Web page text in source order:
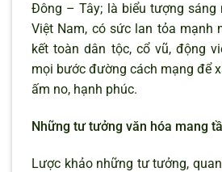
Đông – Tây; là biểu tượng sáng
Việt Nam, có sức lan tỏa mạnh
kết toàn dân tộc, cổ vũ, động
mọi bước đường cách mạng để
ấm no, hạnh phúc.
Những tư tưởng văn hóa mang
Lược khảo những tư tưởng,